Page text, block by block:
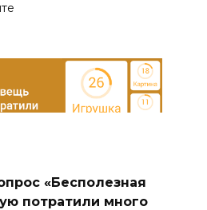
«Бесполезная
потратили много